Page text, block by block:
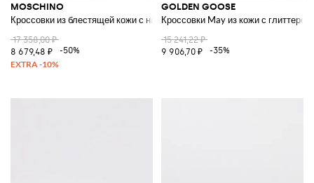
MOSCHINO
Кроссовки из блестящей кожи с нашивкой-логотипом
17 358,00 ₽
8 679,48 ₽
-50%
GOLDEN GOOSE
Кроссовки May из кожи с глиттером
15 241,22 ₽
9 906,70 ₽
-35%